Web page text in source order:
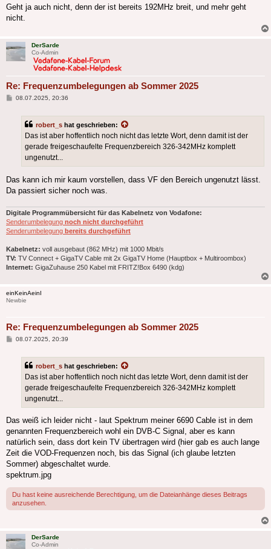
Geht ja auch nicht, denn der ist bereits 192MHz breit, und mehr geht
nicht.
DerSarde
Co-Admin
Re: Frequenzumbelegungen ab Sommer 2025
Beitrag
08.07.2025, 20:36
robert_s hat geschrieben:
Das ist aber hoffentlich noch nicht das letzte Wort, denn damit ist der
gerade freigeschaufelte Frequenzbereich 326-342MHz komplett
ungenutzt...
Das kann ich mir kaum vorstellen, dass VF den Bereich ungenutzt lässt.
Da passiert sicher noch was.
Digitale Programmübersicht für das Kabelnetz von Vodafone:
Senderumbelegung noch nicht durchgeführt
Senderumbelegung bereits durchgeführt
Kabelnetz: voll ausgebaut (862 MHz) mit 1000 Mbit/s
TV: TV Connect + GigaTV Cable mit 2x GigaTV Home (Hauptbox + Multiroombox)
Internet: GigaZuhause 250 Kabel mit FRITZ!Box 6490 (kdg)
einKeinAeinI
Newbie
Re: Frequenzumbelegungen ab Sommer 2025
Beitrag
08.07.2025, 20:39
robert_s hat geschrieben:
Das ist aber hoffentlich noch nicht das letzte Wort, denn damit ist der
gerade freigeschaufelte Frequenzbereich 326-342MHz komplett
ungenutzt...
Das weiß ich leider nicht - laut Spektrum meiner 6690 Cable ist in dem
genannten Frequenzbereich wohl ein DVB-C Signal, aber es kann
natürlich sein, dass dort kein TV übertragen wird (hier gab es auch lange
Zeit die VOD-Frequenzen noch, bis das Signal (ich glaube letzten
Sommer) abgeschaltet wurde.
spektrum.jpg
Du hast keine ausreichende Berechtigung, um die Dateianhänge dieses Beitrags
anzusehen.
DerSarde
Co-Admin